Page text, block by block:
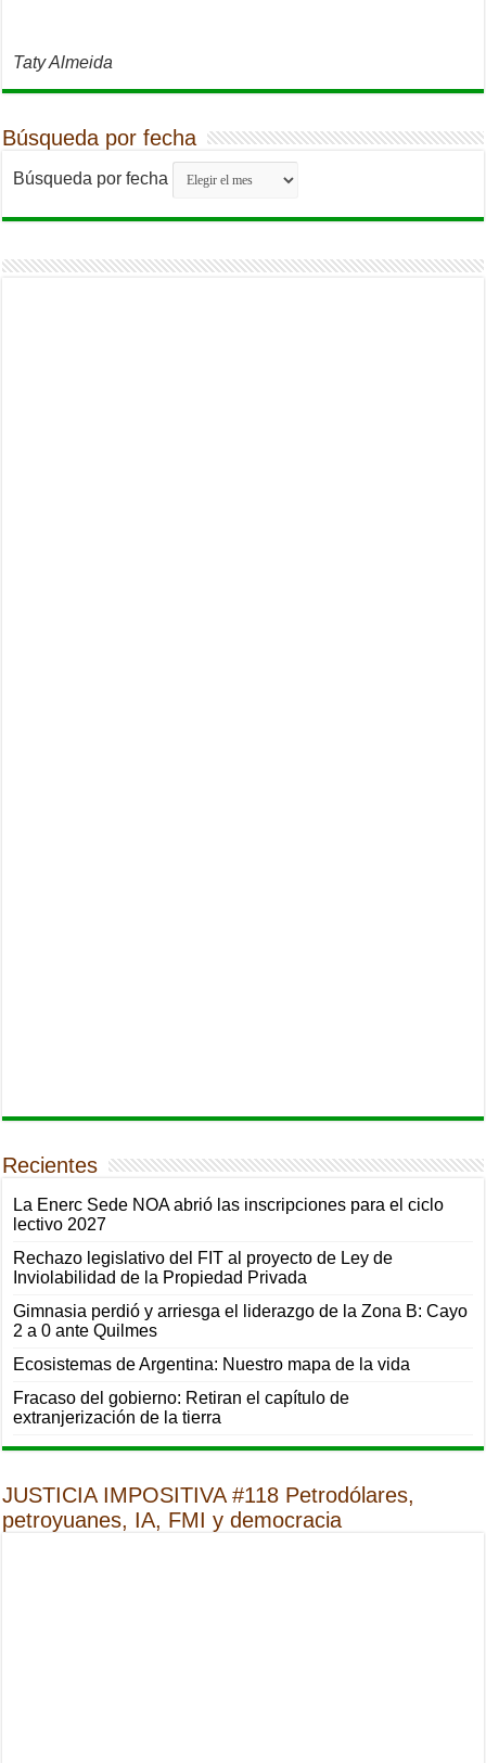
Taty Almeida
Búsqueda por fecha
Búsqueda por fecha
Recientes
La Enerc Sede NOA abrió las inscripciones para el ciclo
lectivo 2027
Rechazo legislativo del FIT al proyecto de Ley de
Inviolabilidad de la Propiedad Privada
Gimnasia perdió y arriesga el liderazgo de la Zona B: Cayo
2 a 0 ante Quilmes
Ecosistemas de Argentina: Nuestro mapa de la vida
Fracaso del gobierno: Retiran el capítulo de
extranjerización de la tierra
JUSTICIA IMPOSITIVA #118 Petrodólares,
petroyuanes, IA, FMI y democracia